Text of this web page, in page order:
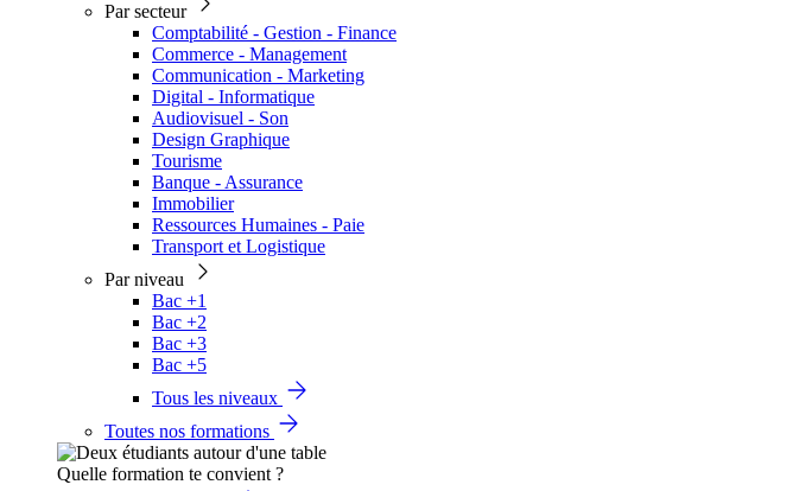
Par secteur
Comptabilité - Gestion - Finance
Commerce - Management
Communication - Marketing
Digital - Informatique
Audiovisuel - Son
Design Graphique
Tourisme
Banque - Assurance
Immobilier
Ressources Humaines - Paie
Transport et Logistique
Par niveau
Bac +1
Bac +2
Bac +3
Bac +5
Tous les niveaux
Toutes nos formations
Quelle formation te convient ?